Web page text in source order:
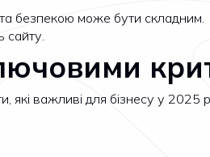
безпекою може бути складним.
сайту.
важливі для бізнесу у 2025